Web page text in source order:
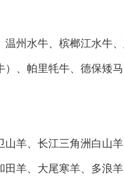
水牛、槟榔江水牛、
、帕里牦牛、德保矮
、长江三角洲白山羊
羊、大尾寒羊、多浪